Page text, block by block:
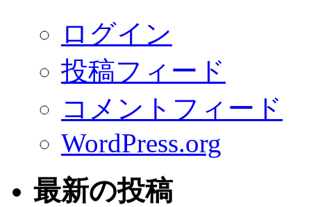
ログイン
投稿フィード
コメントフィード
WordPress.org
最新の投稿